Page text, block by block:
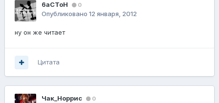
6aCToH 0
Опубликовано 12 января, 2012
ну он же читает
Цитата
Чак_Норрис 0